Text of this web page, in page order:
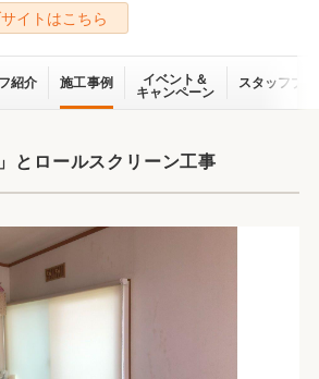
イトはこちら
紹介 施工事例
イベント＆
キャンペーン
スタッフブ
とロールスクリーン工事